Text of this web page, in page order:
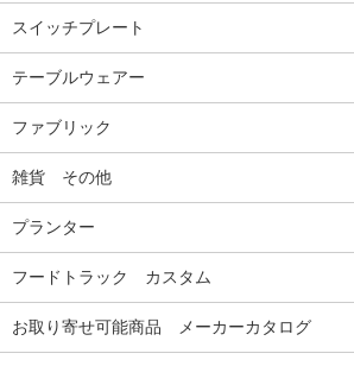
スイッチプレート
テーブルウェアー
ファブリック
雑貨 その他
プランター
フードトラック カスタム
お取り寄せ可能商品 メーカーカタログ